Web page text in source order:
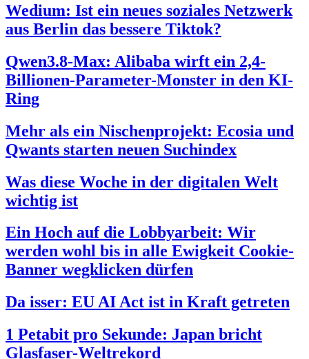
Wedium: Ist ein neues soziales Netzwerk
aus Berlin das bessere Tiktok?
Qwen3.8-Max: Alibaba wirft ein 2,4-
Billionen-Parameter-Monster in den KI-
Ring
Mehr als ein Nischenprojekt: Ecosia und
Qwants starten neuen Suchindex
Was diese Woche in der digitalen Welt
wichtig ist
Ein Hoch auf die Lobbyarbeit: Wir
werden wohl bis in alle Ewigkeit Cookie-
Banner wegklicken dürfen
Da isser: EU AI Act ist in Kraft getreten
1 Petabit pro Sekunde: Japan bricht
Glasfaser-Weltrekord